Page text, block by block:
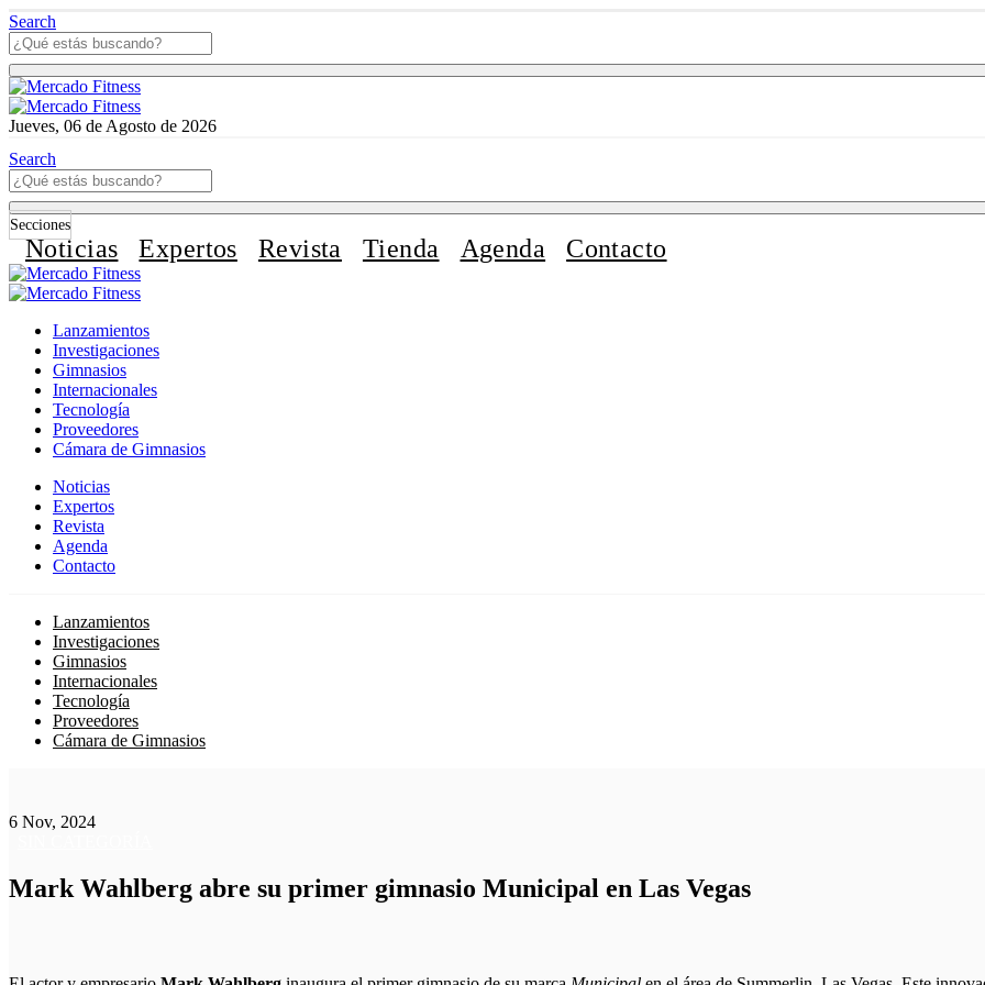
Search
Jueves, 06 de Agosto de 2026
Search
Secciones
Noticias Expertos Revista Tienda Agenda Contacto
Lanzamientos
Investigaciones
Gimnasios
Internacionales
Tecnología
Proveedores
Cámara de Gimnasios
Noticias
Expertos
Revista
Agenda
Contacto
Lanzamientos
Investigaciones
Gimnasios
Internacionales
Tecnología
Proveedores
Cámara de Gimnasios
6 Nov, 2024
Mark Wahlberg abre su primer gimnasio Municipal en Las Vegas